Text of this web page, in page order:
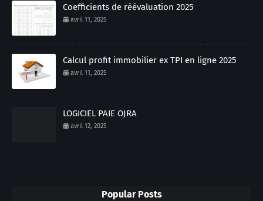
Coefficients de réévaluation 2025
avril 11, 2025
Calcul profit immobilier ex TPI en ligne 2025
avril 11, 2025
LOGICIEL PAIE OJRA
avril 12, 2025
Popular Posts